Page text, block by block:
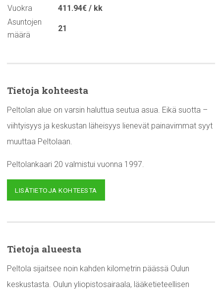
Vuokra
411.94€ / kk
Asuntojen
määrä
21
Tietoja kohteesta
Peltolan alue on varsin haluttua seutua asua. Eikä suotta –
viihtyisyys ja keskustan läheisyys lienevät painavimmat syyt
muuttaa Peltolaan.
Peltolankaari 20 valmistui vuonna 1997.
LISÄTIETOJA KOHTEESTA
Tietoja alueesta
Peltola sijaitsee noin kahden kilometrin päässä Oulun
keskustasta. Oulun yliopistosairaala, lääketieteellisen